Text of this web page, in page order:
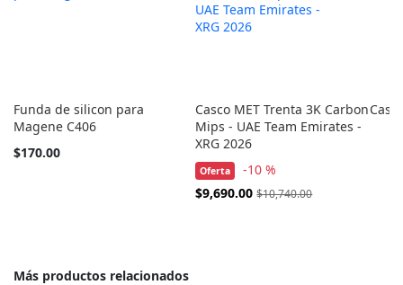
Funda de silicon para
Magene C406
$170.00
Casco MET Trenta 3K Carbon
Mips - UAE Team Emirates -
XRG 2026
Oferta -10 %
Precio
$9,690.00 $10,740.00
Más productos relacionados